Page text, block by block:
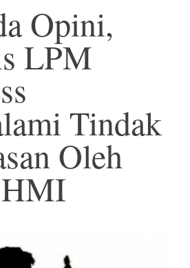
Opini,
LPM
Tindak
Oleh